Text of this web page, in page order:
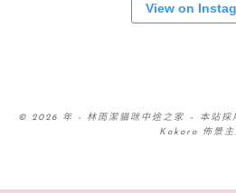
View on
© 2026 年 - 林雨潔貓咪中途之家 – 本站採
Kokoro 佈景主